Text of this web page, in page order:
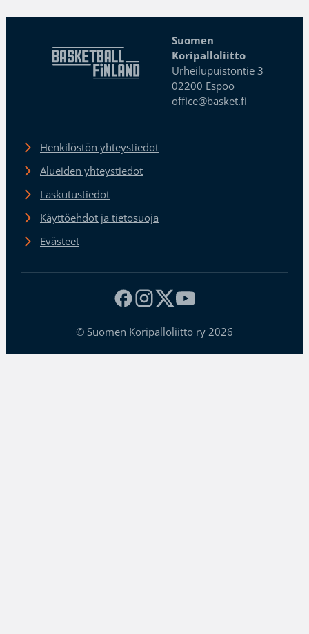
Suomen
Koripalloliitto
Urheilupuistontie 3
02200 Espoo
office@basket.fi
Henkilöstön yhteystiedot
Alueiden yhteystiedot
Laskutustiedot
Käyttöehdot ja tietosuoja
Evästeet
© Suomen Koripalloliitto ry 2026